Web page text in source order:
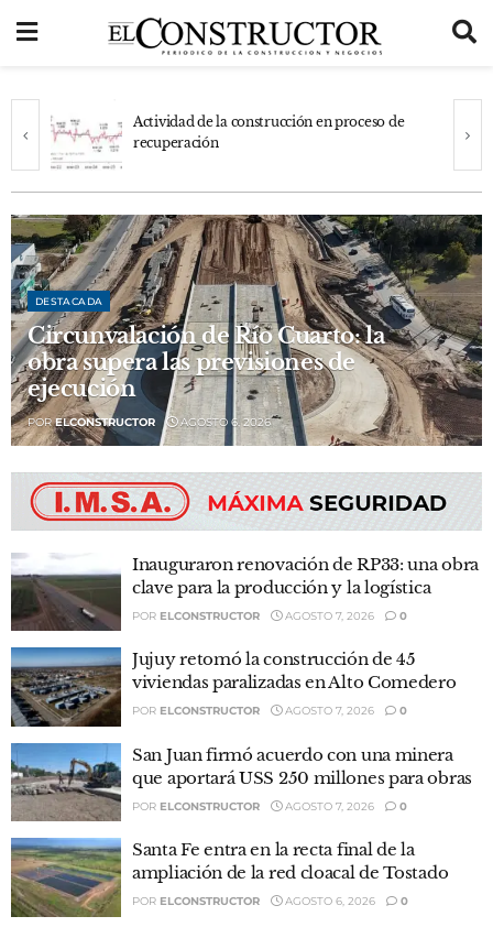
Actividad de la construcción en proceso de
recuperación
DESTACADA
Circunvalación de Río Cuarto: la
obra supera las previsiones de
ejecución
POR ELCONSTRUCTOR AGOSTO 6, 2026
Inauguraron renovación de RP33: una obra
clave para la producción y la logística
POR ELCONSTRUCTOR AGOSTO 7, 2026 0
Jujuy retomó la construcción de 45
viviendas paralizadas en Alto Comedero
POR ELCONSTRUCTOR AGOSTO 7, 2026 0
San Juan firmó acuerdo con una minera
que aportará USS 250 millones para obras
POR ELCONSTRUCTOR AGOSTO 7, 2026 0
Santa Fe entra en la recta final de la
ampliación de la red cloacal de Tostado
POR ELCONSTRUCTOR AGOSTO 6, 2026 0